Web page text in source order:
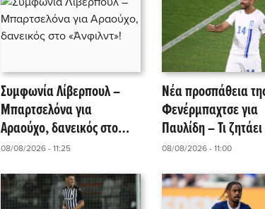
Συμφωνία Λίβερπουλ –
Μπαρτσελόνα για
Αραούχο, δανεικός στο
«Άνφιλντ»!
08/08/2026 - 11:25
Νέα προσπάθεια
Φενέρμπαχτσε για
Παυλίδη – Τι
Μπενφίκα για να
08/08/2026 - 11:00